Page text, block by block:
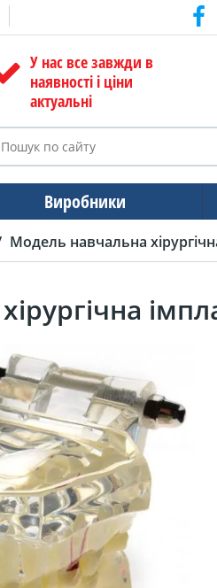
У нас все завжди в
наявності і ціни
актуальні
Виробники
Модель навчальна